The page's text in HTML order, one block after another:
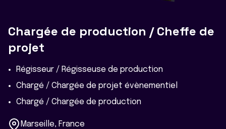
Chargée de production / Cheffe de
projet
Régisseur / Régisseuse de production
Chargé / Chargée de projet évènementiel
Chargé / Chargée de production
Marseille, France